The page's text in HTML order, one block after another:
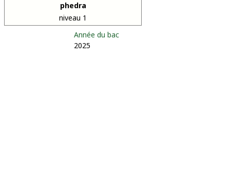
phedra
niveau 1
Année du bac
2025